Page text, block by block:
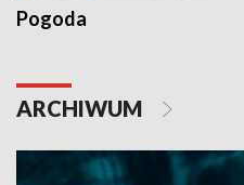
Pogoda
ARCHIWUM